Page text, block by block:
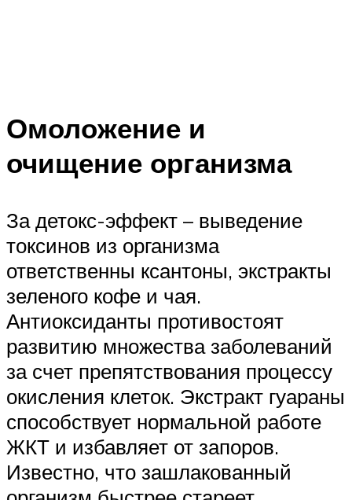
Омоложение и
очищение организма
За детокс-эффект – выведение
токсинов из организма
ответственны ксантоны, экстракты
зеленого кофе и чая.
Антиоксиданты противостоят
развитию множества заболеваний
за счет препятствования процессу
окисления клеток. Экстракт гуараны
способствует нормальной работе
ЖКТ и избавляет от запоров.
Известно, что зашлакованный